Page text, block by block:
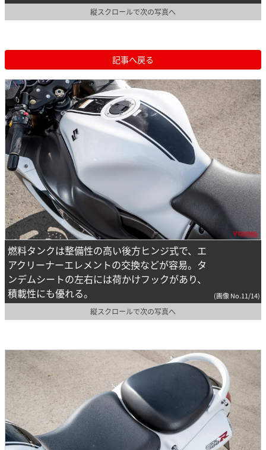
縦スクロールで次の写真へ
記事へ戻る
燃料タンクは整備性の高い後方ヒンジ式で、エ
アクリーナーエレメントの交換などが容易。タ
ンデムシートの左右には荷かけフックがあり、
積載性にも優れる。
(画像 No.11/14)
縦スクロールで次の写真へ